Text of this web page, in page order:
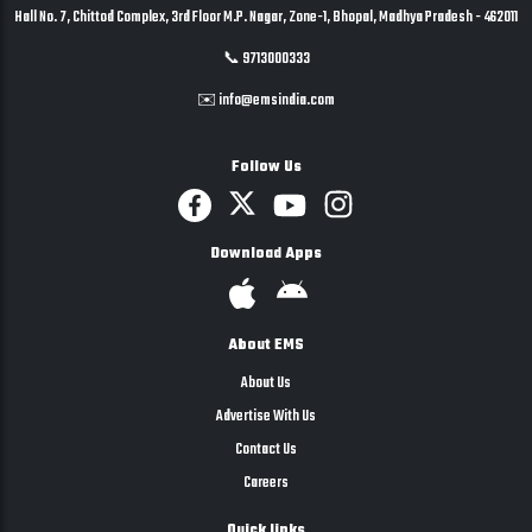
Hall No. 7, Chittod Complex, 3rd Floor M.P. Nagar, Zone-1, Bhopal, Madhya Pradesh - 462011
📞 9713000333
✉️ info@emsindia.com
Follow Us
Download Apps
About EMS
About Us
Advertise With Us
Contact Us
Careers